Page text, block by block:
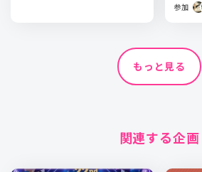
参加
もっと見る
関連する企画